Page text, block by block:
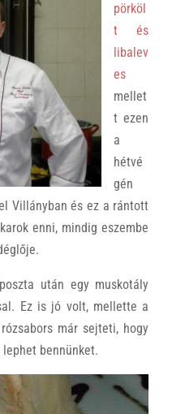
pörköl
t és
libalev
es
mellet
t ezen
a
hétvé
gén
Villányban és ez a rántott
enni, mindig eszembe
után egy muskotály
Ez is jó volt, mellette a
már sejteti, hogy
bennünket.